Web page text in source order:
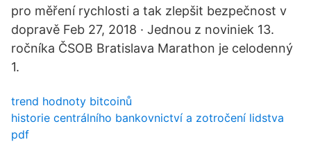
pro měření rychlosti a tak zlepšit bezpečnost v
dopravě Feb 27, 2018 · Jednou z noviniek 13.
ročníka ČSOB Bratislava Marathon je celodenný
1.
trend hodnoty bitcoinů
historie centrálního bankovnictví a zotročení lidstva
pdf